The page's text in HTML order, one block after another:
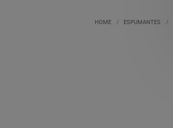
HOME ESPUMANTES